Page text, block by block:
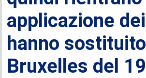
applicazione
hanno
Bruxelles del